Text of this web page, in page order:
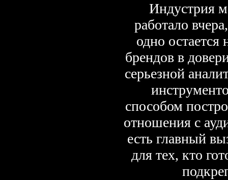
Индустрия
работало
одно
брендов в
серьезной
способом
отношения с
есть главный
для тех, кто